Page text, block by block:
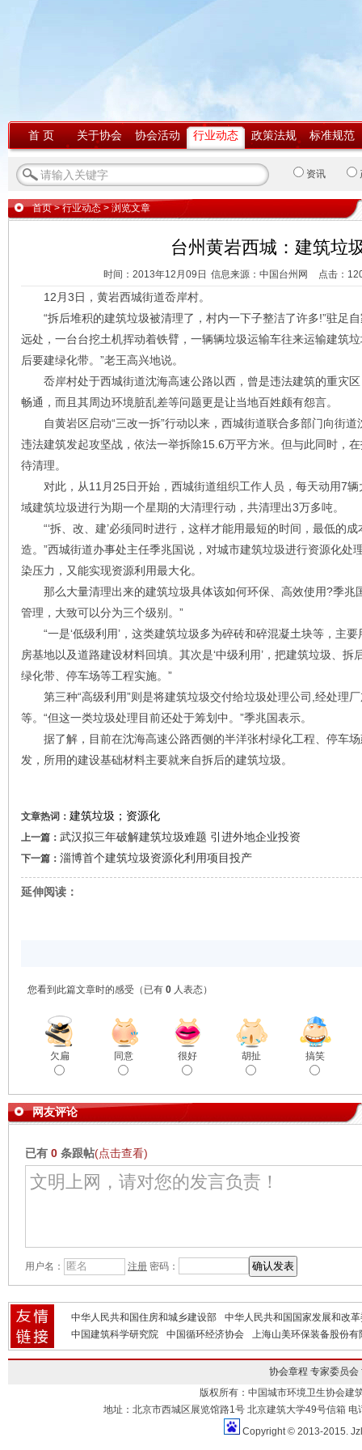
首 页 关于协会 协会活动 行业动态 政策法规 标准规范
资讯
首页>行业动态 > 浏览文章
台州黄岩西城：建筑垃
时间：2013年12月09日 信息来源：中国台州网 点击：
12月3日，黄岩西城街道岙岸村。
“拆后堆积的建筑垃圾被清理了，村内一下子整洁了许多!”驻足
远处，一台台挖土机挥动着铁臂，一辆辆垃圾运输车往来运输建筑垃
后要建绿化带。”老王高兴地说。
岙岸村处于西城街道沈海高速公路以西，曾是违法建筑的重灾区
畅通，而且其周边环境脏乱差等问题更是让当地百姓颇有怨言。
自黄岩区启动“三改一拆”行动以来，西城街道联合多部门向街道
违法建筑发起攻坚战，依法一举拆除15.6万平方米。但与此同时，
待清理。
对此，从11月25日开始，西城街道组织工作人员，每天动用7辆
域建筑垃圾进行为期一个星期的大清理行动，共清理出3万多吨。
“‘拆、改、建’必须同时进行，这样才能用最短的时间，最低的成
造。”西城街道办事处主任季兆国说，对城市建筑垃圾进行资源化处
染压力，又能实现资源利用最大化。
那么大量清理出来的建筑垃圾具体该如何环保、高效使用?季兆
管理，大致可以分为三个级别。”
“一是‘低级利用’，这类建筑垃圾多为碎砖和碎混凝土块等，主
房基地以及道路建设材料回填。其次是‘中级利用’，把建筑垃圾、拆
绿化带、停车场等工程实施。”
第三种“高级利用”则是将建筑垃圾交付给垃圾处理公司,经处理
等。“但这一类垃圾处理目前还处于筹划中。”季兆国表示。
据了解，目前在沈海高速公路西侧的半洋张村绿化工程、停车场
发，所用的建设基础材料主要就来自拆后的建筑垃圾。
文章热词： 建筑垃圾；资源化
上一篇： 武汉拟三年破解建筑垃圾难题 引进外地企业投资
下一篇： 淄博首个建筑垃圾资源化利用项目投产
延伸阅读：
您看到此篇文章时的感受 （已有 0 人表态）
欠扁 同意 很好 胡扯 搞笑
网友评论
已有 0 条跟帖(点击查看)
用户名： 注册 密码：
中华人民共和国住房和城乡建设部
中华人民共和国国家发展和改
中国建筑科学研究院
中国循环经济协会 上海山美环保装备股份有
协会章程 专家委员会
版权所有：中国城市环境卫生协会建
地址：北京市西城区展览馆路1号 北京建筑大学49号信箱
Copyright © 2013-2015.